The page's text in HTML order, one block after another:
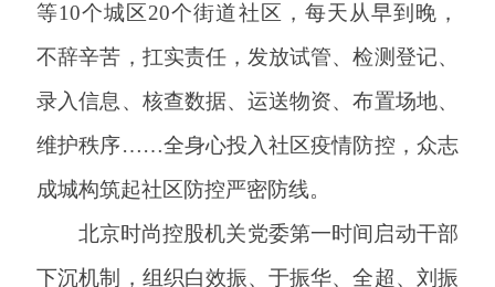
等10个城区20个街道社区，每天从早到晚，
不辞辛苦，扛实责任，发放试管、检测登记、
录入信息、核查数据、运送物资、布置场地、
维护秩序……全身心投入社区疫情防控，众志
成城构筑起社区防控严密防线。
北京时尚控股机关党委第一时间启动干部
下沉机制，组织白效振、于振华、全超、刘振